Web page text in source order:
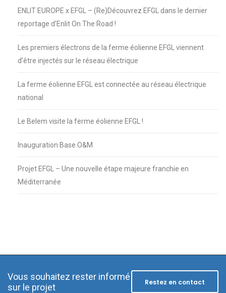
ENLIT EUROPE x EFGL – (Re)Découvrez EFGL dans le dernier
reportage d’Enlit On The Road !
Les premiers électrons de la ferme éolienne EFGL viennent
d’être injectés sur le réseau électrique
La ferme éolienne EFGL est connectée au réseau électrique
national
Le Belem visite la ferme éolienne EFGL !
Inauguration Base O&M
Projet EFGL – Une nouvelle étape majeure franchie en
Méditerranée
Vous souhaitez rester informé
sur le projet
Restez en contact